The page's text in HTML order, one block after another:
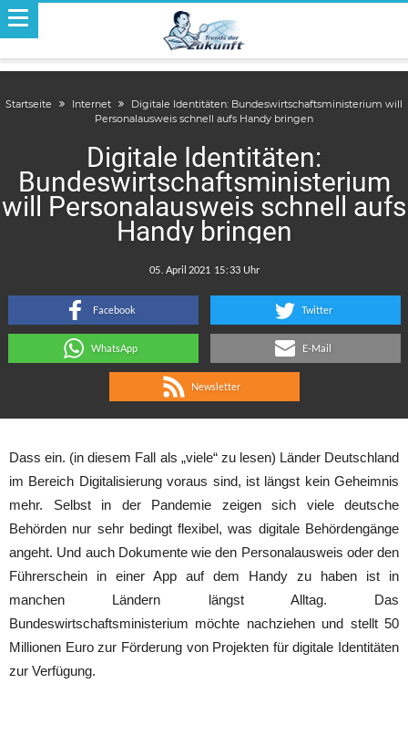
Startseite Internet
Digitale Identitäten: Bundeswirtschaftsministerium will
Personalausweis schnell aufs Handy bringen
Digitale Identitäten:
Bundeswirtschaftsministerium
will Personalausweis schnell aufs
Handy bringen
:
Facebook Twitter
WhatsApp E-Mail
Newsletter
Dass ein. (in diesem Fall als „viele“ zu lesen) Länder Deutschland
im Bereich Digitalisierung voraus sind, ist längst kein Geheimnis
mehr. Selbst in der Pandemie zeigen sich viele deutsche
Behörden nur sehr bedingt flexibel, was digitale Behördengänge
angeht. Und auch Dokumente wie den Personalausweis oder den
Führerschein in einer App auf dem Handy zu haben ist in
manchen Ländern längst Alltag. Das
Bundeswirtschaftsministerium möchte nachziehen und stellt 50
Millionen Euro zur Förderung von Projekten für digitale Identitäten
zur Verfügung.